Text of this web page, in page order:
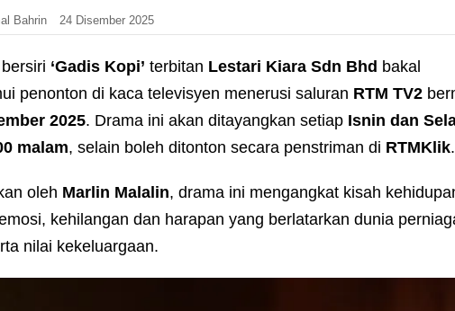
Bahrin 24 Disember 2025
‘Gadis Kopi’ terbitan Lestari Kiara Sdn Bhd bakal
penonton di kaca televisyen menerusi saluran RTM TV2
2025. Drama ini akan ditayangkan setiap Isnin dan
malam, selain boleh ditonton secara penstriman di RTMKlik.
oleh Marlin Malalin, drama ini mengangkat kisah
kehilangan dan harapan yang berlatarkan dunia
nilai kekeluargaan.